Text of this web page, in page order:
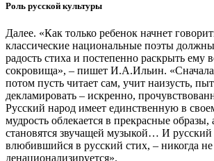
Роль русской культуры
Далее. «Как только ребенок начнет
классические национальные поэты
радость стиха и постепенно раскрыть ему
сокровища», – пишет И.А.Ильин. «Сначала
потом пусть читает сам, учит наизусть,
декламировать – искренно,
Русский народ имеет единственную в
мудрость облекается в прекрасные образы,
становятся звучащей музыкой… И русский
влюбившийся в русский стих, – никогда не
денационализируется».